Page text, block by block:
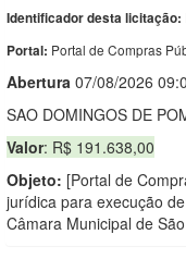
Identificador desta licitação:
Portal: Portal de Compras
Abertura 07/08/2026
SAO DOMINGOS DE
Valor: R$ 191.638,00
Objeto: [Portal de
jurídica para execução
Câmara Municipal de